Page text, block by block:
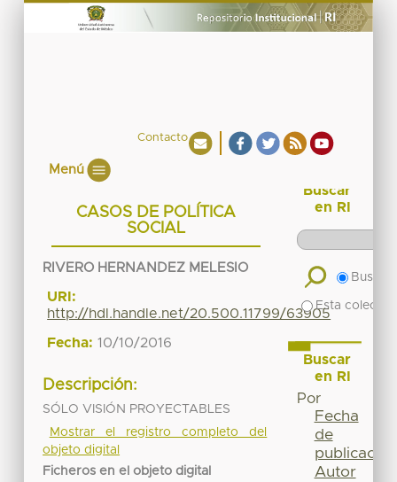
Contacto
Menú
CASOS DE POLÍTICA
SOCIAL
RIVERO HERNANDEZ MELESIO
URI:
http://hdl.handle.net/20.500.11799/63905
Fecha: 10/10/2016
Descripción:
SÓLO VISIÓN PROYECTABLES
Mostrar el registro completo del
objeto digital
Ficheros en el objeto digital
Buscar
en RI
Buscar
Esta
Buscar
en RI
Por
Fecha
de
publicación
Autor